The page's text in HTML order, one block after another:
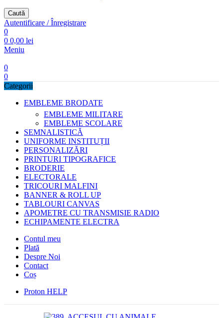
Caută
Autentificare / Înregistrare
0
0 0,00 lei
Meniu
0
0
Categorii
EMBLEME BRODATE
EMBLEME MILITARE
EMBLEME SCOLARE
SEMNALISTICĂ
UNIFORME INSTITUȚII
PERSONALIZĂRI
PRINTURI TIPOGRAFICE
BRODERIE
ELECTORALE
TRICOURI MALFINI
BANNER & ROLL UP
TABLOURI CANVAS
APOMETRE CU TRANSMISIE RADIO
ECHIPAMENTE ELECTRA
Contul meu
Plată
Despre Noi
Contact
Coș
Proton HELP